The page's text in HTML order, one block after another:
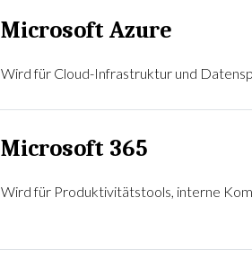
Microsoft Azure
Wird für Cloud-Infrastruktur und
Microsoft 365
Wird für Produktivitätstools, interne